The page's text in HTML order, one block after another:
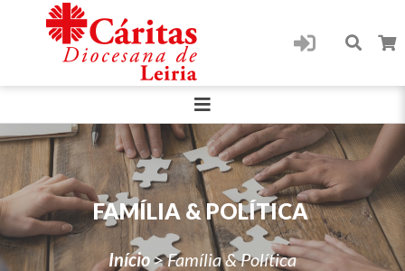
FAMÍLIA & POLÍTICA
Início>Família & Política